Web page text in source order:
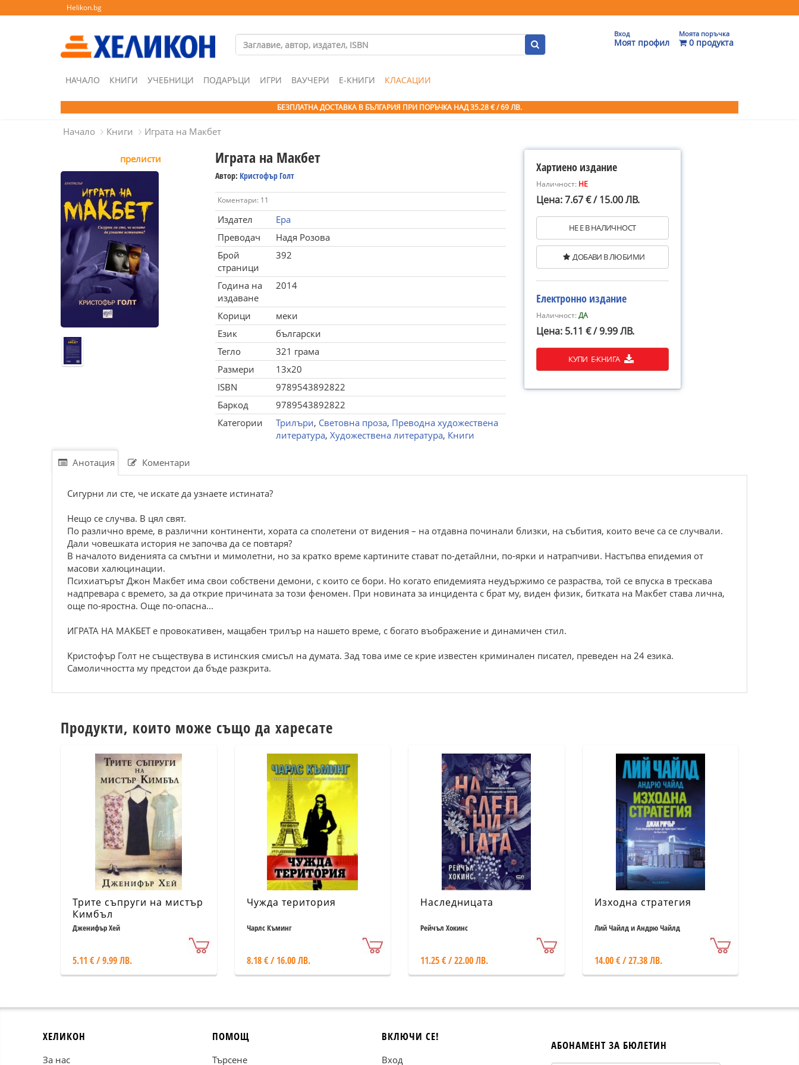
Helikon.bg
Вход
Моят профил
Моята поръчка
0 продукта
НАЧАЛО КНИГИ УЧЕБНИЦИ ПОДАРЪЦИ ИГРИ ВАУЧЕРИ Е-КНИГИ КЛАСАЦИИ
БЕЗПЛАТНА ДОСТАВКА В БЪЛГАРИЯ ПРИ ПОРЪЧКА НАД 35.28 € / 69 ЛВ.
Начало Книги Играта на Макбет
прелисти Играта на Макбет
Автор: Кристофър Голт
Коментари: 11
Издател
Ера
Преводач
Надя Розова
Брой
страници
392
Година на
издаване
2014
Корици
меки
Език
български
Тегло
321 грама
Размери
13x20
ISBN
9789543892822
Баркод
9789543892822
Категории
Трилъри, Световна проза, Преводна художествена
литература, Художествена литература, Книги
Хартиено издание
Наличност: НЕ
Цена: 7.67 € / 15.00 ЛВ.
НЕ Е В НАЛИЧНОСТ
ДОБАВИ В ЛЮБИМИ
Електронно издание
Наличност:ДА
Цена: 5.11 € / 9.99 ЛВ.
КУПИ Е-КНИГА
Анотация Коментари
Сигурни ли сте, че искате да узнаете истината?
Нещо се случва. В цял свят.
По различно време, в различни континенти, хората са сполетени от видения – на отдавна починали близки, на събития, които вече са се случвали.
Дали човешката история не започва да се повтаря?
В началото виденията са смътни и мимолетни, но за кратко време картините стават по-детайлни, по-ярки и натрапчиви. Настъпва епидемия от
масови халюцинации.
Психиатърът Джон Макбет има свои собствени демони, с които се бори. Но когато епидемията неудържимо се разраства, той се впуска в трескава
надпревара с времето, за да открие причината за този феномен. При новината за инцидента с брат му, виден физик, битката на Макбет става лична,
още по-яростна. Още по-опасна...
ИГРАТА НА МАКБЕТ е провокативен, мащабен трилър на нашето време, с богато въображение и динамичен стил.
Кристофър Голт не съществува в истинския смисъл на думата. Зад това име се крие известен криминален писател, преведен на 24 езика.
Самоличността му предстои да бъде разкрита.
Продукти, които може също да харесате
Трите съпруги на мистър
Кимбъл
Дженифър Хей
5.11 € / 9.99 ЛВ.
Чужда територия
Чарлс Къминг
8.18 € / 16.00 ЛВ.
Наследницата
Рейчъл Хокинс
11.25 € / 22.00 ЛВ.
Изходна стратегия
Лий Чайлд и Андрю Чайлд
14.00 € / 27.38 ЛВ.
ХЕЛИКОН
За нас
ПОМОЩ
Търсене
ВКЛЮЧИ СЕ!
Вход
АБОНАМЕНТ ЗА БЮЛЕТИН